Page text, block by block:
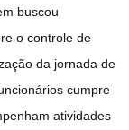
buscou
o controle de
da jornada de
cumpre
atividades